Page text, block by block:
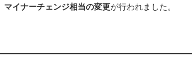
マイナーチェンジ相当の変更が行われました。